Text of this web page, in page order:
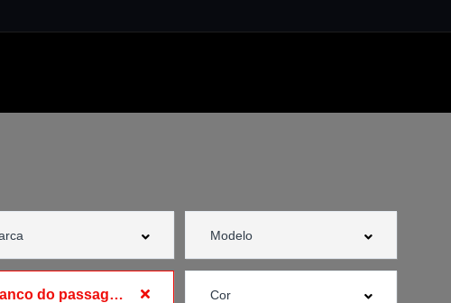
Banco do passageiro com regulação eléctrica